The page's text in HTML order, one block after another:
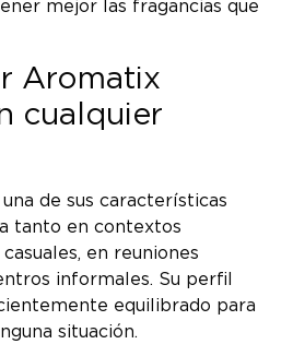
mejor las fragancias que
Aromatix
cualquier
de sus características
tanto en contextos
en reuniones
informales. Su perfil
equilibrado para
situación.